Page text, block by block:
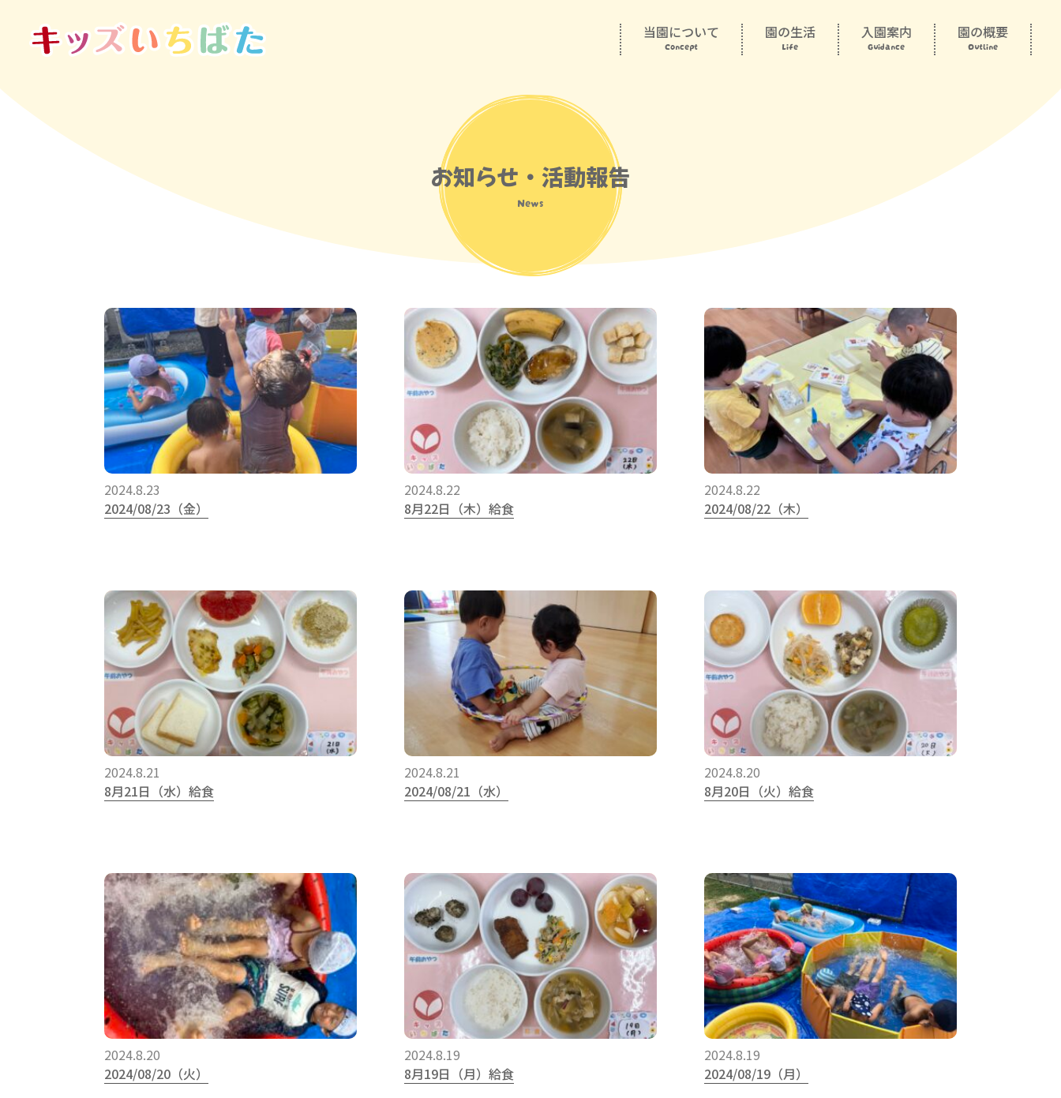
当園について
Concept
園の生活
Life
入園案内
Guidance
園の概要
Outline
お知らせ・活動報告
News
2024.8.23
2024/08/23（金）
2024.8.22
8月22日（木）給食
2024.8.22
2024/08/22（木）
2024.8.21
8月21日（水）給食
2024.8.21
2024/08/21（水）
2024.8.20
8月20日（火）給食
2024.8.20
2024/08/20（火）
2024.8.19
8月19日（月）給食
2024.8.19
2024/08/19（月）